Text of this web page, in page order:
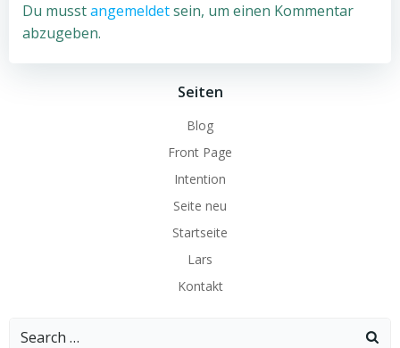
Du musstangemeldetsein, um einen Kommentar
abzugeben.
Seiten
Blog
Front Page
Intention
Seite neu
Startseite
Lars
Kontakt
Search